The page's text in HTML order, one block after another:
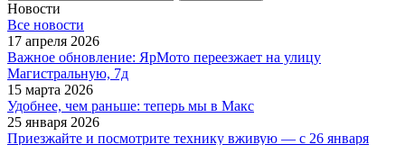
Новости
Все новости
17 апреля 2026
Важное обновление: ЯрМото переезжает на улицу
Магистральную, 7д
15 марта 2026
Удобнее, чем раньше: теперь мы в Макс
25 января 2026
Приезжайте и посмотрите технику вживую — с 26 января